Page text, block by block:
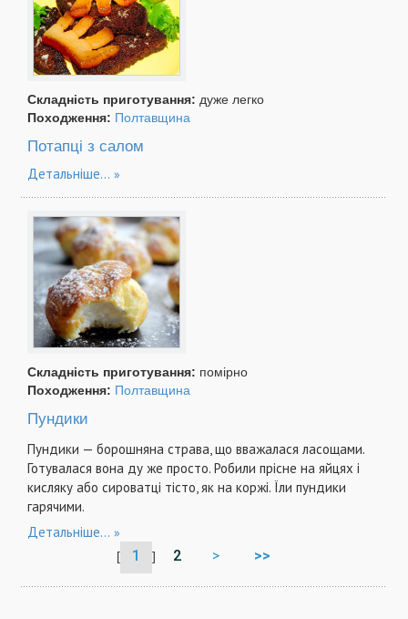
Складність приготування: дуже легко
Походження: Полтавщина
Потапці з салом
Детальніше...
Складність приготування: помірно
Походження: Полтавщина
Пундики
Пундики — борошняна страва, що вважалася ласощами.
Готувалася вона ду же просто. Робили прісне на яйцях і
кисляку або сироватці тісто, як на коржі. Їли пундики
гарячими.
Детальніше...
[ 1 ] 2 > >>